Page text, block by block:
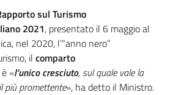
sul Turismo
2021, presentato il 6 maggio al
nel 2020, l’“anno nero”
il comparto
è «l’unico cresciuto, sul quale vale la
più promettente», ha detto il Ministro.